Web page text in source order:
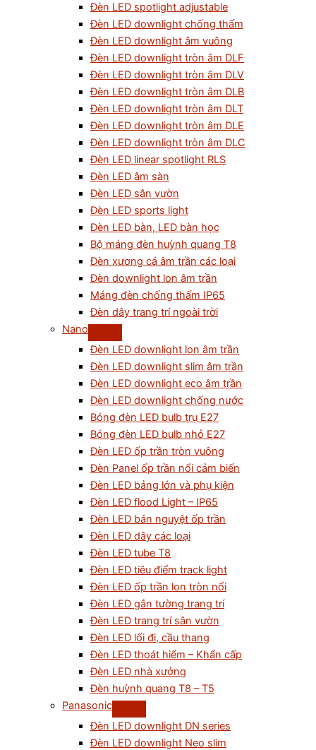
Đèn LED spotlight adjustable
Đèn LED downlight chống thấm
Đèn LED downlight âm vuông
Đèn LED downlight tròn âm DLF
Đèn LED downlight tròn âm DLV
Đèn LED downlight tròn âm DLB
Đèn LED downlight tròn âm DLT
Đèn LED downlight tròn âm DLE
Đèn LED downlight tròn âm DLC
Đèn LED linear spotlight RLS
Đèn LED âm sàn
Đèn LED sân vườn
Đèn LED sports light
Đèn LED bàn, LED bàn học
Bộ máng đèn huỳnh quang T8
Đèn xương cá âm trần các loại
Đèn downlight lon âm trần
Máng đèn chống thấm IP65
Đèn dây trang trí ngoài trời
Nano
Đèn LED downlight lon âm trần
Đèn LED downlight slim âm trần
Đèn LED downlight eco âm trần
Đèn LED downlight chống nước
Bóng đèn LED bulb trụ E27
Bóng đèn LED bulb nhỏ E27
Đèn LED ốp trần tròn vuông
Đèn Panel ốp trần nổi cảm biến
Đèn LED bảng lớn và phụ kiện
Đèn LED flood Light – IP65
Đèn LED bán nguyệt ốp trần
Đèn LED dây các loại
Đèn LED tube T8
Đèn LED tiêu điểm track light
Đèn LED ốp trần lon tròn nổi
Đèn LED gắn tường trang trí
Đèn LED trang trí sân vườn
Đèn LED lối đi, cầu thang
Đèn LED thoát hiểm – Khẩn cấp
Đèn LED nhà xưởng
Đèn huỳnh quang T8 – T5
Panasonic
Đèn LED downlight DN series
Đèn LED downlight Neo slim